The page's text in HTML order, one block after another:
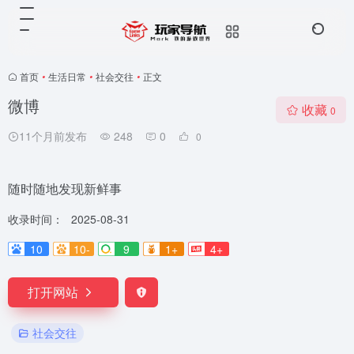
首页 • 生活日常 • 社会交往 • 正文
微博
11个月前发布 248 0 0
收藏 0
随时随地发现新鲜事
收录时间：
2025-08-31
10
10- 9 1+ 4+
打开网站
社会交往